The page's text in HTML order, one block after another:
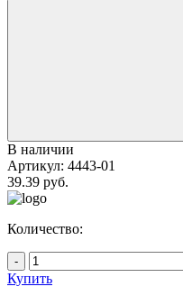
В наличии
Артикул: 4443-01
39.39 руб.
Количество:
-
Купить